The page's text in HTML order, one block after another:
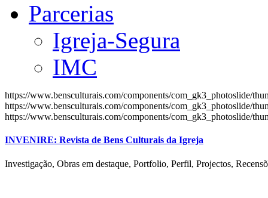
Parcerias
Igreja-Segura
IMC
https://www.bensculturais.com/components/com_gk3_photoslide/
https://www.bensculturais.com/components/com_gk3_photoslide/
https://www.bensculturais.com/components/com_gk3_photoslide/
INVENIRE: Revista de Bens Culturais da Igreja
Investigação, Obras em destaque, Portfolio, Perfil, Projectos,